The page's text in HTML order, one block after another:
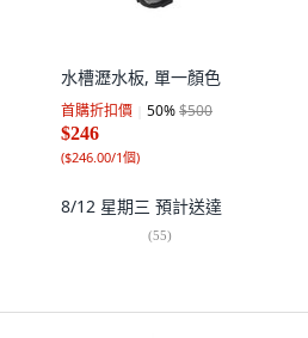
水槽瀝水板, 單一顏色
首購折扣價 50%$500
$246
($246.00/1個)
8/12 星期三 預計送達
(55)